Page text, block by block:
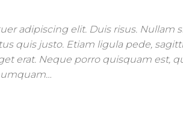
adipiscing elit. Duis risus. Nullam
quis justo. Etiam ligula pede,
erat. Neque porro quisquam est,